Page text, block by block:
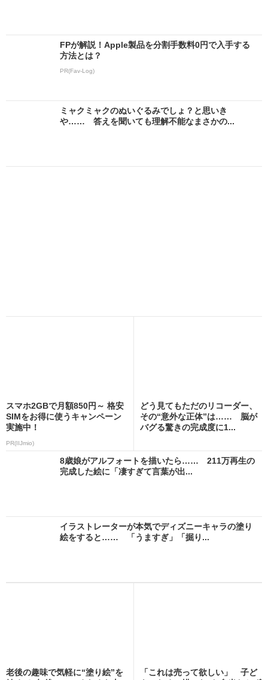
FPが解説！Apple製品を分割手数料0円で入手する
方法とは？
PR(Fav-Log)
ミャクミャクのぬいぐるみでしょ？と思いき
や…… 答えを聞いても理解不能なまさかの...
スマホ2GBで月額850円～ 格安
SIMをお得に使うキャンペーン
実施中！
PR(IIJmio)
どう見てもただのリコーダー、
その“意外な正体”は…… 脳が
バグる驚きの完成度に1...
8歳娘がアルフォートを描いたら…… 211万再生の
完成した絵に「凄すぎて言葉が出...
イラストレーターが本気でディズニーキャラの塗り
絵をすると…… 「うますぎ」「掘り...
老後の趣味で気軽に“塗り絵”を
「これは売って欲しい」 子ど